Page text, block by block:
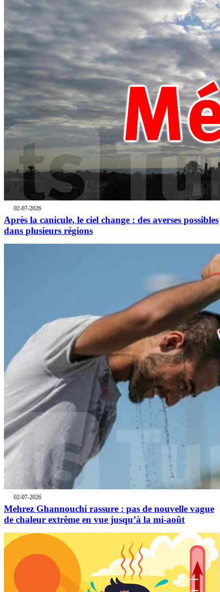
02-07-2026
Après la canicule, le ciel change : des averses possibles
dans plusieurs régions
02-07-2026
Mehrez Ghannouchi rassure : pas de nouvelle vague
de chaleur extrême en vue jusqu’à la mi-août